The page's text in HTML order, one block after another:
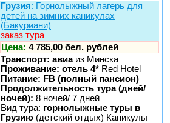
Грузия: Горнолыжный лагерь для
детей на зимних каникулах
(Бакуриани)
заказ тура
Цена: 4 785,00 бел. рублей
Транспорт: авиаиз Минска
Проживание: отель 4* Red Hotel
Питание: FB (полный пансион)
Продолжительность тура (дней/
ночей): 8 ночей/ 7 дней
Вид тура: горнолыжные туры в
Грузию (детский отдых) Каникулы